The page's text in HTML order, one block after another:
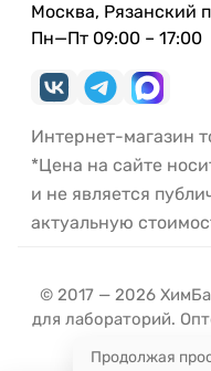
Москва, Рязанский
Пн—Пт 09:00 – 17:00
Интернет-магазин
*Цена на сайте
и не является
актуальную
© 2017 — 2026
для лабораторий.
Продолжая